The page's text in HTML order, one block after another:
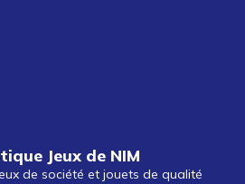
Jeux de NIM
de société et jouets de qualité